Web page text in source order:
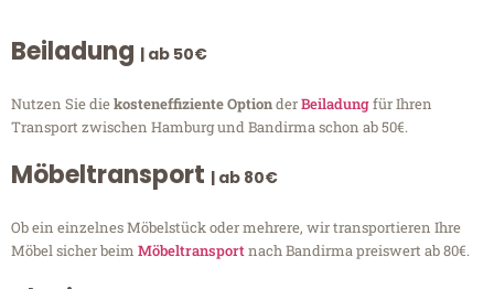
Beiladung | ab 50€
Nutzen Sie diekosteneffiziente OptionderBeiladungfür Ihren
Transport zwischen Hamburg und Bandirma schon ab 50€.
Möbeltransport | ab 80€
Ob ein einzelnes Möbelstück oder mehrere, wir transportieren Ihre
Möbel sicher beim Möbeltransportnach Bandirma preiswert ab 80€.